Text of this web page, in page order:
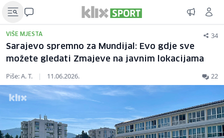
VIŠE MJESTA 34
Sarajevo spremno za Mundijal: Evo gdje sve
možete gledati Zmajeve na javnim lokacijama
Piše: A. T. | 11.06.2026. 22